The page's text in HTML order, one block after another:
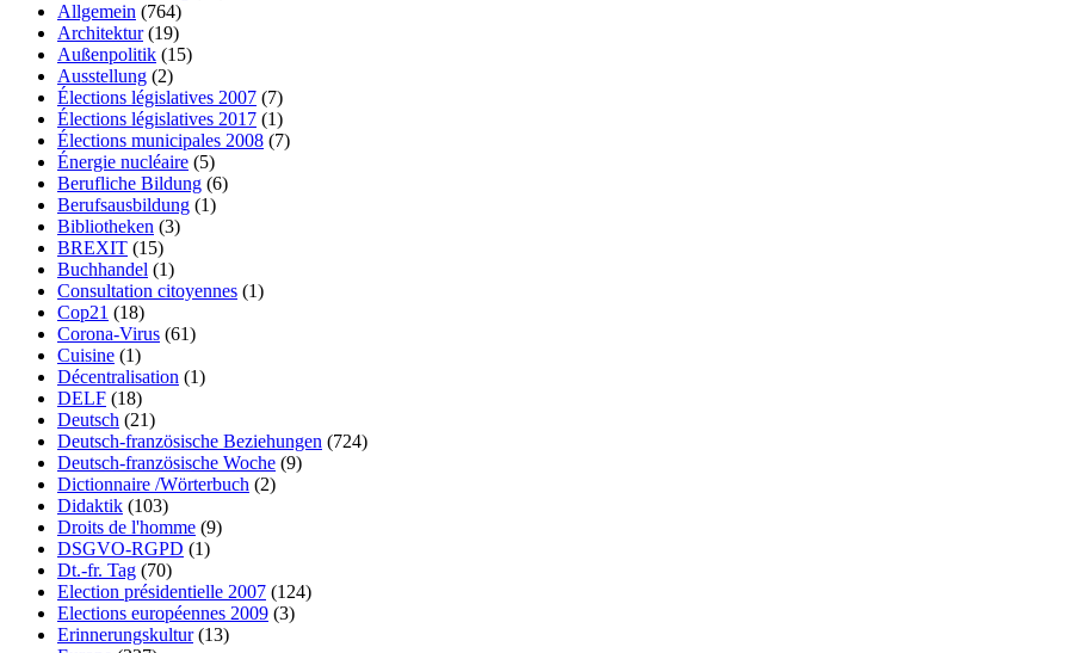
Allgemein (764)
Architektur(19)
Außenpolitik (15)
Ausstellung (2)
Élections législatives 2007 (7)
Élections législatives 2017 (1)
Élections municipales 2008 (7)
Énergie nucléaire (5)
Berufliche Bildung (6)
Berufsausbildung (1)
Bibliotheken (3)
BREXIT (15)
Buchhandel (1)
Consultation citoyennes (1)
Cop21 (18)
Corona-Virus (61)
Cuisine (1)
Décentralisation (1)
DELF (18)
Deutsch (21)
Deutsch-französische Beziehungen (724)
Deutsch-französische Woche (9)
Dictionnaire /Wörterbuch (2)
Didaktik (103)
Droits de l'homme (9)
DSGVO-RGPD (1)
Dt.-fr. Tag (70)
Election présidentielle 2007 (124)
Elections européennes 2009 (3)
Erinnerungskultur(13)